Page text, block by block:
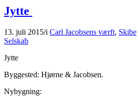
Jytte
13. juli 2015/i Carl Jacobsens værft, Skibe
Selskab
Jytte
Byggested: Hjørne & Jacobsen.
Nybygning: